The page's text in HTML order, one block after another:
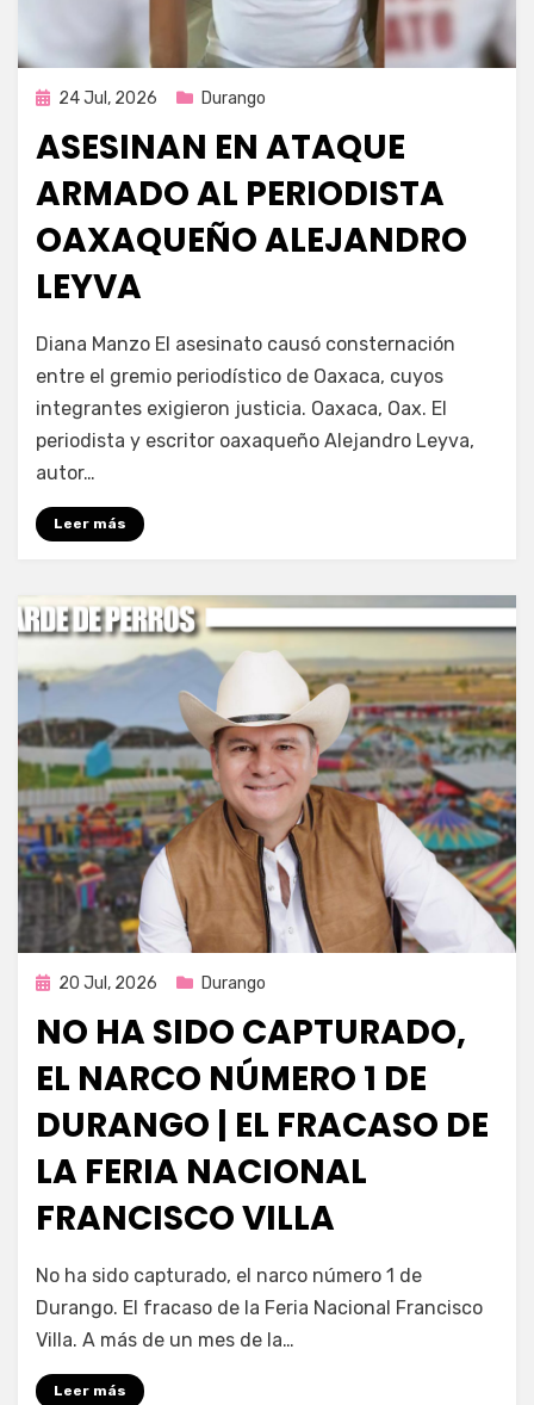
Publicada
24 Jul, 2026 Durango
ASESINAN EN ATAQUE
ARMADO AL PERIODISTA
OAXAQUEÑO ALEJANDRO
LEYVA
Fernando Miranda Servín
Diana Manzo El asesinato causó consternación
entre el gremio periodístico de Oaxaca, cuyos
integrantes exigieron justicia. Oaxaca, Oax. El
periodista y escritor oaxaqueño Alejandro Leyva,
autor…
Leer más
Publicada
20 Jul, 2026 Durango
NO HA SIDO CAPTURADO,
EL NARCO NÚMERO 1 DE
DURANGO | EL FRACASO DE
LA FERIA NACIONAL
FRANCISCO VILLA
por Fernando Miranda Servín
No ha sido capturado, el narco número 1 de
Durango. El fracaso de la Feria Nacional Francisco
Villa. A más de un mes de la…
Leer más